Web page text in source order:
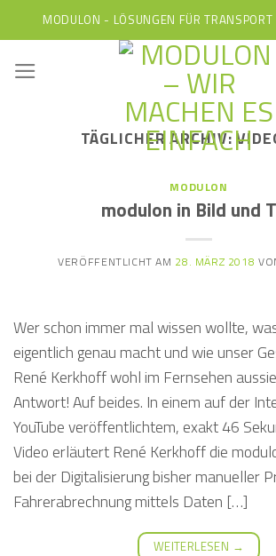
to
content
MODULON - LÖSUNGEN FÜR
TÄGLICHER ARCHIV:
MODULON
modulon in Bild und
VERÖFFENTLICHT AM 28. MÄRZ 2018
Wer schon immer mal wissen wollte,
eigentlich genau macht und wie unser
René Kerkhoff wohl im Fernsehen
Antwort! Auf beides. In einem auf der
YouTube veröffentlichtem, exakt 46
Video erläutert René Kerkhoff die
bei der Digitalisierung bisher manueller
Fahrerabrechnung mittels Daten […]
WEITERLESEN →